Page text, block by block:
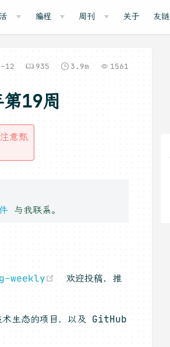
编程 周刊 关于 友链
12 935 3.9m 1561
19周
意甄
与我联系。
weekly (opens new window)
欢迎投稿，推
术生态的项目，以及 GitHub